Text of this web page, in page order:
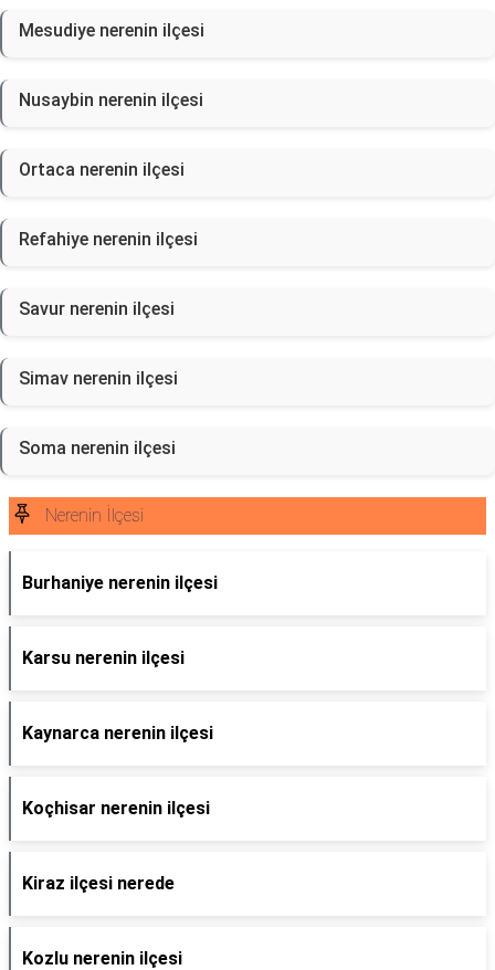
Mesudiye nerenin ilçesi
Nusaybin nerenin ilçesi
Ortaca nerenin ilçesi
Refahiye nerenin ilçesi
Savur nerenin ilçesi
Simav nerenin ilçesi
Soma nerenin ilçesi
Nerenin İlçesi
Burhaniye nerenin ilçesi
Karsu nerenin ilçesi
Kaynarca nerenin ilçesi
Koçhisar nerenin ilçesi
Kiraz ilçesi nerede
Kozlu nerenin ilçesi